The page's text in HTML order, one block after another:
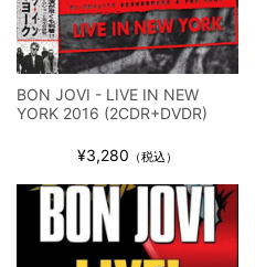
BON JOVI - LIVE IN NEW
YORK 2016 (2CDR+DVDR)
¥3,280 （税込）